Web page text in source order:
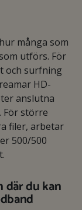
många som
utförs. För
och surfning
HD-
anslutna
För större
filer, arbetar
500/500
där du kan